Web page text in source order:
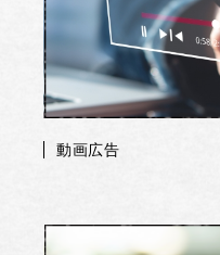
動画広告